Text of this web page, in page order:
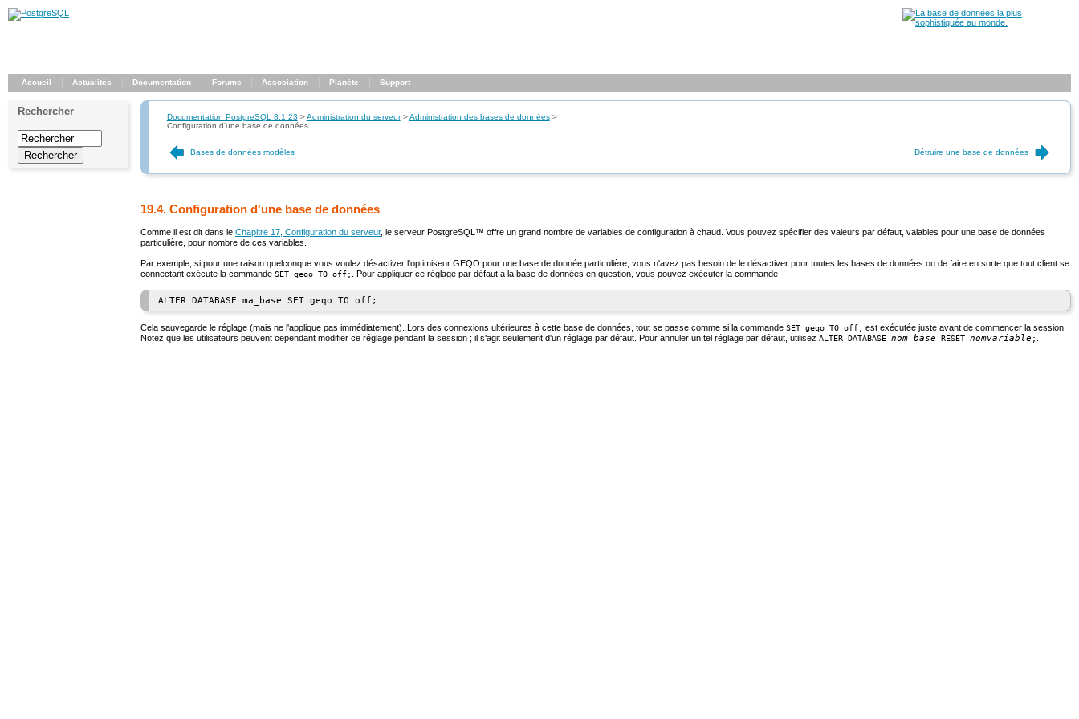
Accueil Actualités Documentation Forums Association Planète Support
Rechercher Documentation PostgreSQL 8.1.23 >Administration du serveur>Administration des bases de données>
Configuration d'une base de données
Bases de données modèles Détruire une base de données
19.4. Configuration d'une base de données
Comme il est dit dans le Chapitre 17, Configuration du serveur, le serveur PostgreSQL ™ offre un grand nombre de variables de configuration à chaud. Vous pouvez spécifier des valeurs par défaut, valables pour une base de données
particulière, pour nombre de ces variables.
Par exemple, si pour une raison quelconque vous voulez désactiver l'optimiseur GEQO pour une base de donnée particulière, vous n'avez pas besoin de le désactiver pour toutes les bases de données ou de faire en sorte que tout client se
connectant exécute la commande SET geqo TO off; . Pour appliquer ce réglage par défaut à la base de données en question, vous pouvez exécuter la commande
Cela sauvegarde le réglage (mais ne l'applique pas immédiatement). Lors des connexions ultérieures à cette base de données, tout se passe comme si la commande SET geqo TO off; est exécutée juste avant de commencer la session.
Notez que les utilisateurs peuvent cependant modifier ce réglage pendant la session ; il s'agit seulement d'un réglage par défaut. Pour annuler un tel réglage par défaut, utilisez ALTER DATABASE nom_base RESET nomvariable ;